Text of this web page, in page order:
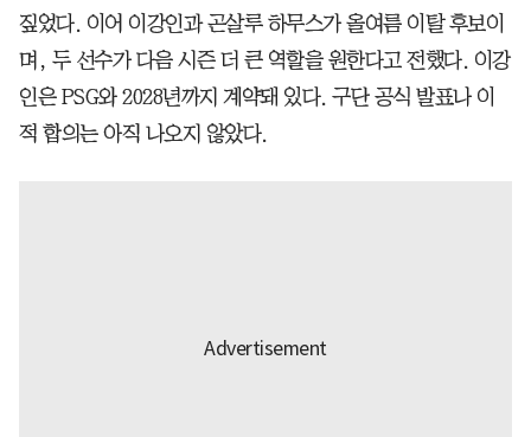
짚었다. 이어 이강인과 곤살루 하무스가 올여름 이탈 후보이
며, 두 선수가 다음 시즌 더 큰 역할을 원한다고 전했다. 이강
인은 PSG와 2028년까지 계약돼 있다. 구단 공식 발표나 이
적 합의는 아직 나오지 않았다.